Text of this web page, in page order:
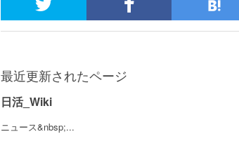
最近更新されたページ
日活_Wiki
ニュース&nbsp;...